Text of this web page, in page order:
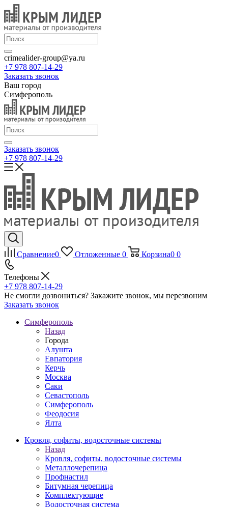
crimealider-group@ya.ru
+7 978 807-14-29
Заказать звонок
Ваш город
Симферополь
Заказать звонок
+7 978 807-14-29
Сравнение0 Отложенные 0 Корзина0 0
Телефоны
+7 978 807-14-29
Не смогли дозвониться? Закажите звонок, мы перезвоним
Заказать звонок
Симферополь
Назад
Города
Алушта
Евпатория
Керчь
Москва
Саки
Севастополь
Симферополь
Феодосия
Ялта
Кровля, софиты, водосточные системы
Назад
Кровля, софиты, водосточные системы
Металлочерепица
Профнастил
Битумная черепица
Комплектующие
Водосточная система